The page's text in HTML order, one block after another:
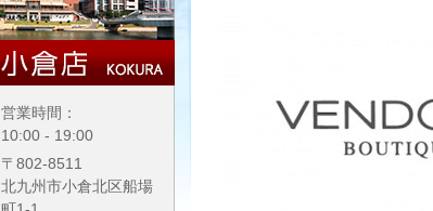
営業時間：
10:00 - 19:00
〒802-8511
北九州市小倉北区船場